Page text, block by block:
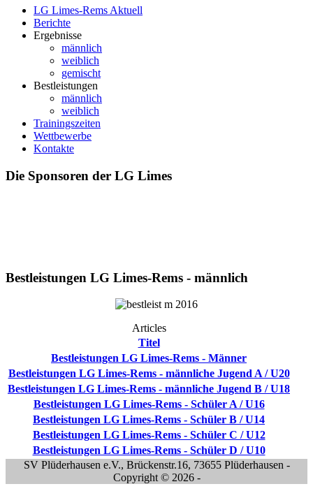
LG Limes-Rems Aktuell
Berichte
Ergebnisse
männlich
weiblich
gemischt
Bestleistungen
männlich
weiblich
Trainingszeiten
Wettbewerbe
Kontakte
Die Sponsoren der LG Limes
Bestleistungen LG Limes-Rems - männlich
Articles
Titel
Bestleistungen LG Limes-Rems - Männer
Bestleistungen LG Limes-Rems - männliche Jugend A / U20
Bestleistungen LG Limes-Rems - männliche Jugend B / U18
Bestleistungen LG Limes-Rems - Schüler A / U16
Bestleistungen LG Limes-Rems - Schüler B / U14
Bestleistungen LG Limes-Rems - Schüler C / U12
Bestleistungen LG Limes-Rems - Schüler D / U10
SV Plüderhausen e.V., Brückenstr.16, 73655 Plüderhausen -
Copyright © 2026 -